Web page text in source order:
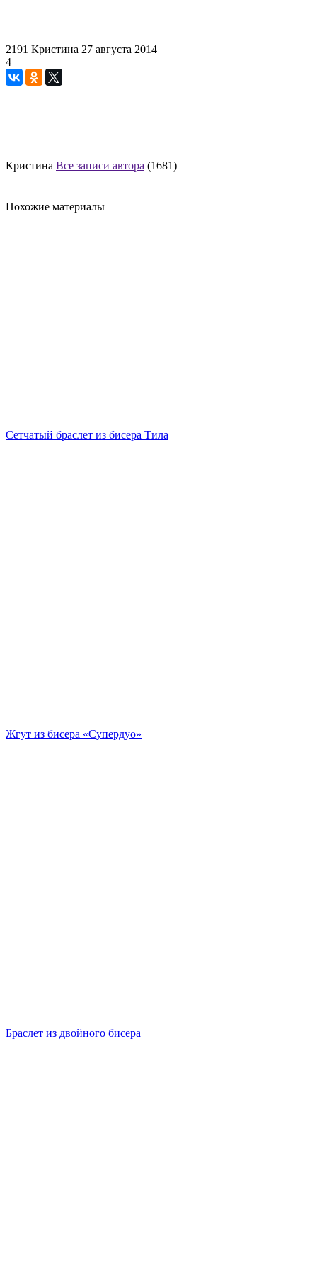
2191 Кристина 27 августа 2014
4
Кристина Все записи автора (1681)
Похожие материалы
Сетчатый браслет из бисера Тила
Жгут из бисера «Супердуо»
Браслет из двойного бисера